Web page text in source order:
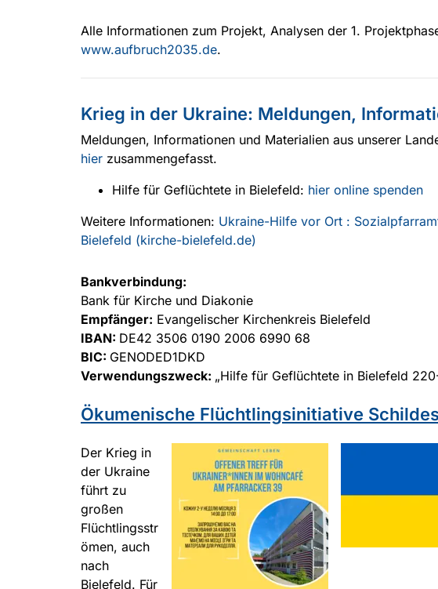
Alle Informationen zum Projekt, Analysen der 1.
www.aufbruch2035.de.
Krieg in der Ukraine: Meldungen,
Meldungen, Informationen und Materialien aus unserer
hier zusammengefasst.
Hilfe für Geflüchtete in Bielefeld: hier online spenden
Weitere Informationen: Ukraine-Hilfe vor Ort :
Bielefeld (kirche-bielefeld.de)
Bankverbindung:
Bank für Kirche und Diakonie
Empfänger: Evangelischer Kirchenkreis Bielefeld
IBAN: DE42 3506 0190 2006 6990 68
BIC: GENODED1DKD
Verwendungszweck: „Hilfe für Geflüchtete in Bielefeld
Ökumenische Flüchtlingsinitiative
Der Krieg in
der Ukraine
führt zu
großen
Flüchtlingsstr
ömen, auch
nach
Bielefeld. Für